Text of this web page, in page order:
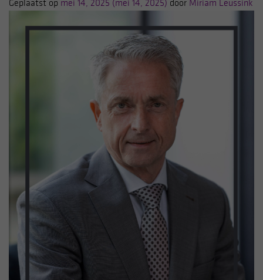
Geplaatst op mei 14, 2025 (mei 14, 2025) door Miriam Leussink